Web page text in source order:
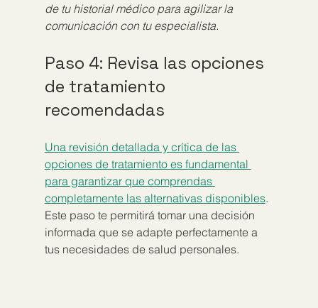
de tu historial médico para agilizar la
comunicación con tu especialista.
Paso 4: Revisa las opciones
de tratamiento
recomendadas
Una revisión detallada y crítica de las
opciones de tratamiento es fundamental
para garantizar que comprendas
completamente las alternativas disponibles.
Este paso te permitirá tomar una decisión
informada que se adapte perfectamente a
tus necesidades de salud personales.